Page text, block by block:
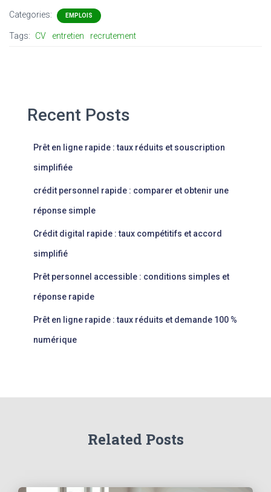
Categories: EMPLOIS
Tags: CV entretien recrutement
Recent Posts
Prêt en ligne rapide : taux réduits et souscription
simplifiée
crédit personnel rapide : comparer et obtenir une
réponse simple
Crédit digital rapide : taux compétitifs et accord
simplifié
Prêt personnel accessible : conditions simples et
réponse rapide
Prêt en ligne rapide : taux réduits et demande 100 %
numérique
Related Posts